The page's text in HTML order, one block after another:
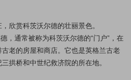
欣赏科茨沃尔德的壮丽景色。
，通常被称为科茨沃尔德的“门户”，在
老的房屋和商店。它也是英格兰古老
拱桥和中世纪救济院的所在地。